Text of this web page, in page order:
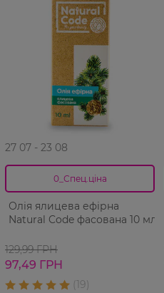
27 07 - 23 08
0_Спец.ціна
Олія ялицева ефірна
Natural Code фасована 10 мл
129,99 ГРН
97,49 ГРН